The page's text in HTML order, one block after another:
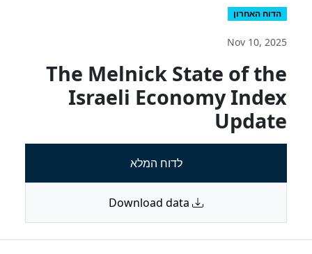
הדוח האחרון
Nov 10, 2025
The Melnick State of the
Israeli Economy Index
Update
לדוח המלא